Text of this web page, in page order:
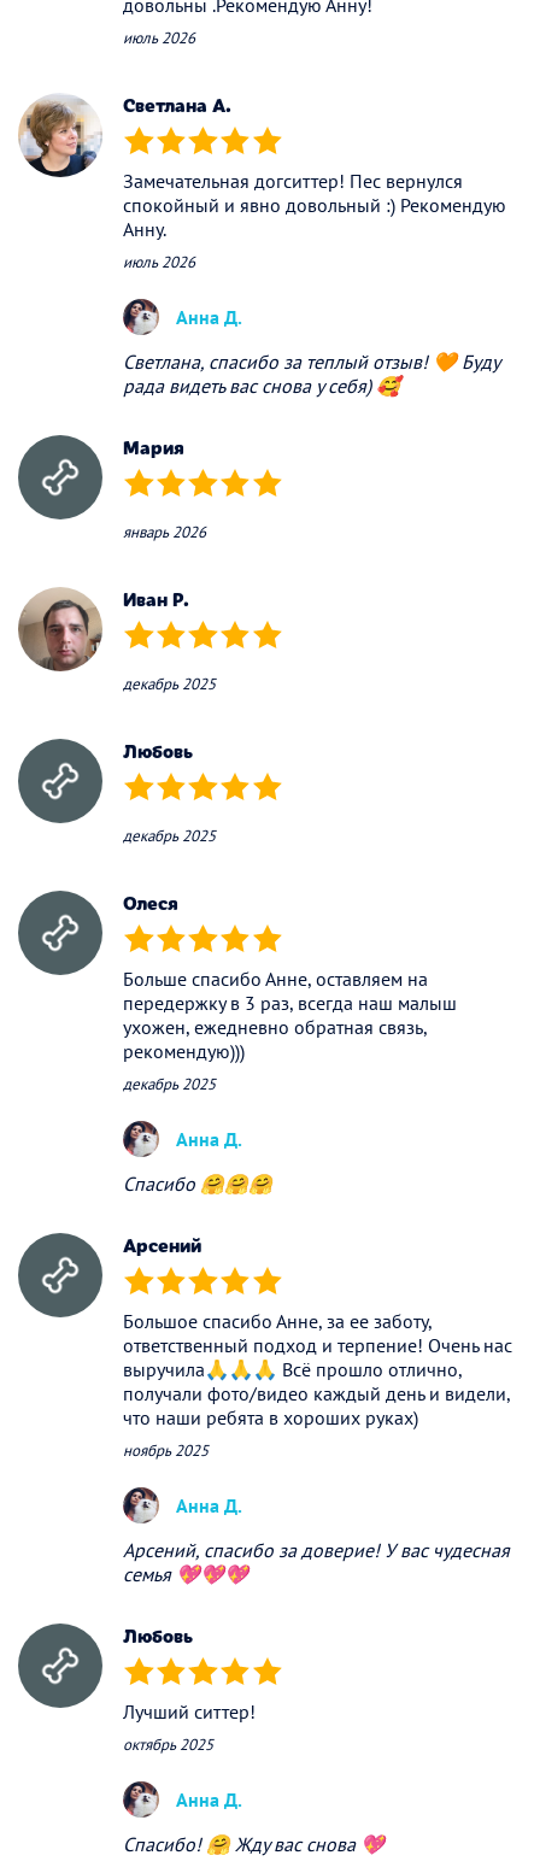
довольны .Рекомендую Анну!
июль 2026
Светлана А.
(*) (*) (*) (*) (*)
Замечательная догситтер! Пес вернулся
спокойный и явно довольный :) Рекомендую
Анну.
июль 2026
Анна Д.
Светлана, спасибо за теплый отзыв! 🧡 Буду
рада видеть вас снова у себя) 🥰
Мария
(*) (*) (*) (*) (*)
январь 2026
Иван Р.
(*) (*) (*) (*) (*)
декабрь 2025
Любовь
(*) (*) (*) (*) (*)
декабрь 2025
Олеся
(*) (*) (*) (*) (*)
Больше спасибо Анне, оставляем на
передержку в 3 раз, всегда наш малыш
ухожен, ежедневно обратная связь,
рекомендую)))
декабрь 2025
Анна Д.
Спасибо 🤗🤗🤗
Арсений
(*) (*) (*) (*) (*)
Большое спасибо Анне, за ее заботу,
ответственный подход и терпение! Очень нас
выручила🙏🙏🙏 Всё прошло отлично,
получали фото/видео каждый день и видели,
что наши ребята в хороших руках)
ноябрь 2025
Анна Д.
Арсений, спасибо за доверие! У вас чудесная
семья 💖💖💖
Любовь
(*) (*) (*) (*) (*)
Лучший ситтер!
октябрь 2025
Анна Д.
Спасибо! 🤗 Жду вас снова 💖